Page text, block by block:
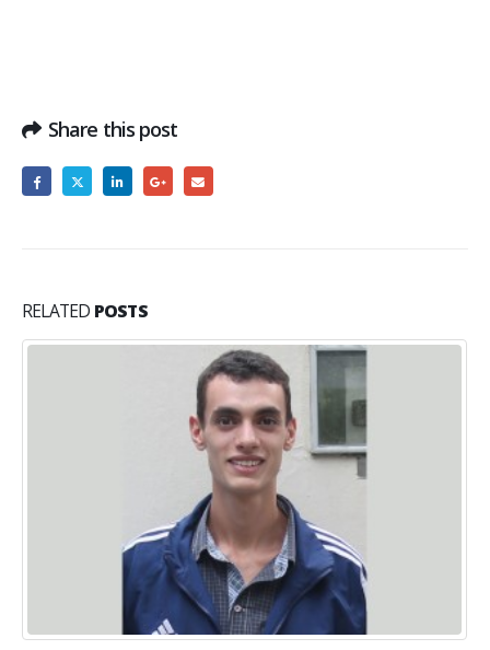
Share this post
RELATED POSTS